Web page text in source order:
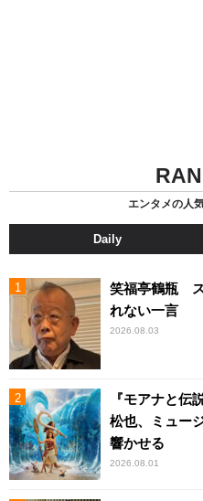
エンタメの人
Daily
笑福亭鶴瓶
れない一言
2026.08.03
『モアナと伝
松也、ミュー
響かせる
2026.08.01